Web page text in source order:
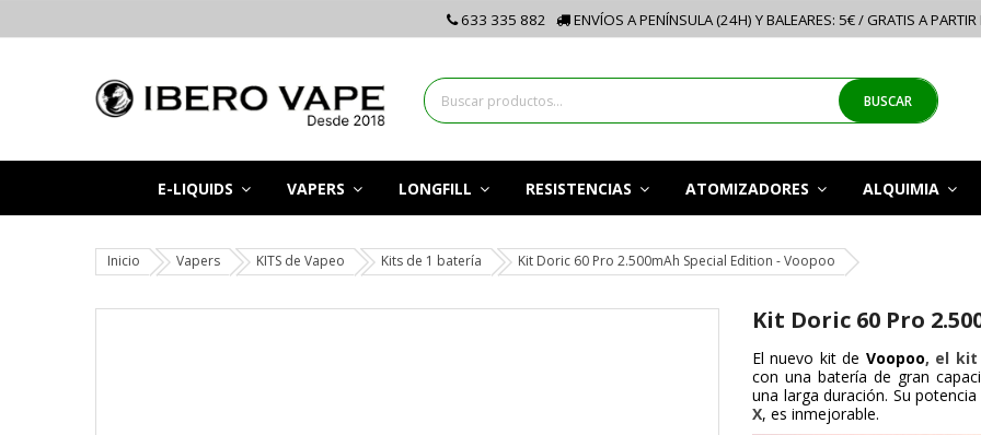
633 335 882 ENVÍOS A PENÍNSULA (24H) Y BALEARES: 5€ / GRATIS A
BUSCAR
E-LIQUIDS VAPERS LONGFILL RESISTENCIAS ATOMIZADORES ALQUIMIA
Inicio Vapers KITS de Vapeo Kits de 1 batería Kit Doric 60 Pro 2.500mAh Special Edition - Voopoo
Kit Doric 60 Pro
El nuevo kit de Voopoo, el kit
con una batería de gran
una larga duración. Su
X, es inmejorable.